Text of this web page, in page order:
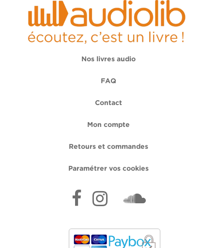
Nos livres audio
FAQ
Contact
Mon compte
Retours et commandes
Paramétrer vos cookies